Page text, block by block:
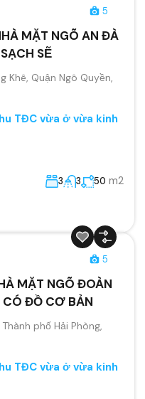
5
MẶT NGÕ AN ĐÀ
SẼ
Khê, Quận Ngô Quyền,
TĐC vừa ở vừa kinh
3 3 50 m2
5
MẶT NGÕ ĐOÀN
CÓ ĐỒ CƠ BẢN
phố Hải Phòng,
TĐC vừa ở vừa kinh